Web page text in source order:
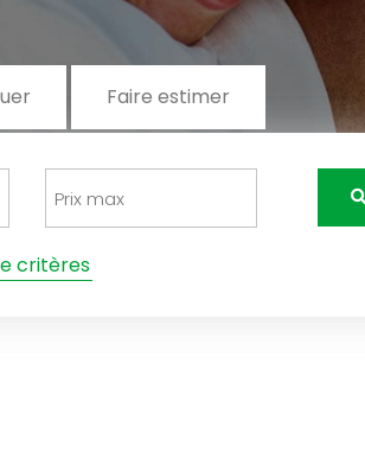
Faire estimer
critères